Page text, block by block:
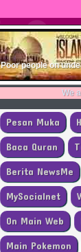
Poor people on
We are follow
Pesan Muka
Baca Quran
Berita NewsMe
MySocialnet
On Main Web
Main Pokemon